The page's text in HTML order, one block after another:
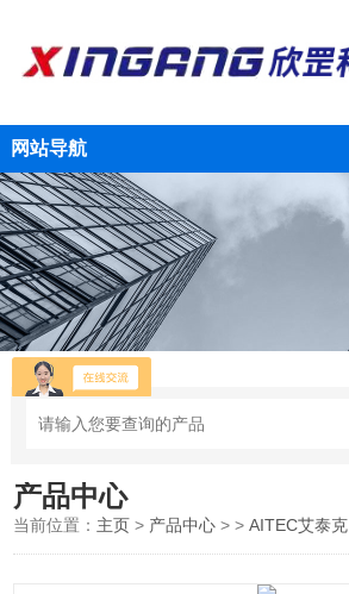
网站导航
产品中心
当前位置： 主页 > 产品中心 > >AITEC艾泰克